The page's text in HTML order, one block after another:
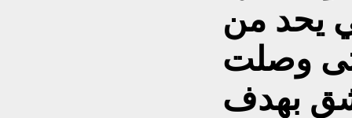
يحد من
وصلت
بهدف